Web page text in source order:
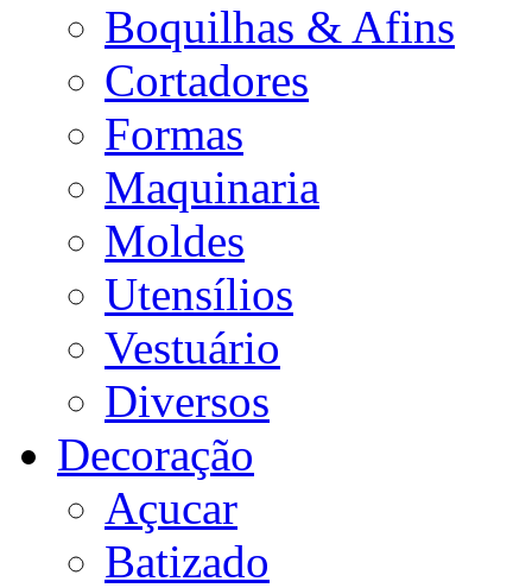
Boquilhas & Afins
Cortadores
Formas
Maquinaria
Moldes
Utensílios
Vestuário
Diversos
Decoração
Açucar
Batizado